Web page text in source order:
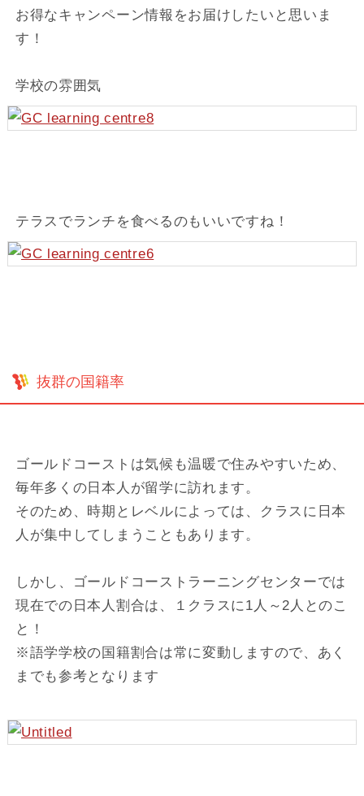
お得なキャンペーン情報をお届けしたいと思いま
す！
学校の雰囲気
テラスでランチを食べるのもいいですね！
抜群の国籍率
ゴールドコーストは気候も温暖で住みやすいため、
毎年多くの日本人が留学に訪れます。
そのため、時期とレベルによっては、クラスに日本
人が集中してしまうこともあります。
しかし、ゴールドコーストラーニングセンターでは
現在での日本人割合は、１クラスに1人～2人とのこ
と！
※語学学校の国籍割合は常に変動しますので、あく
までも参考となります